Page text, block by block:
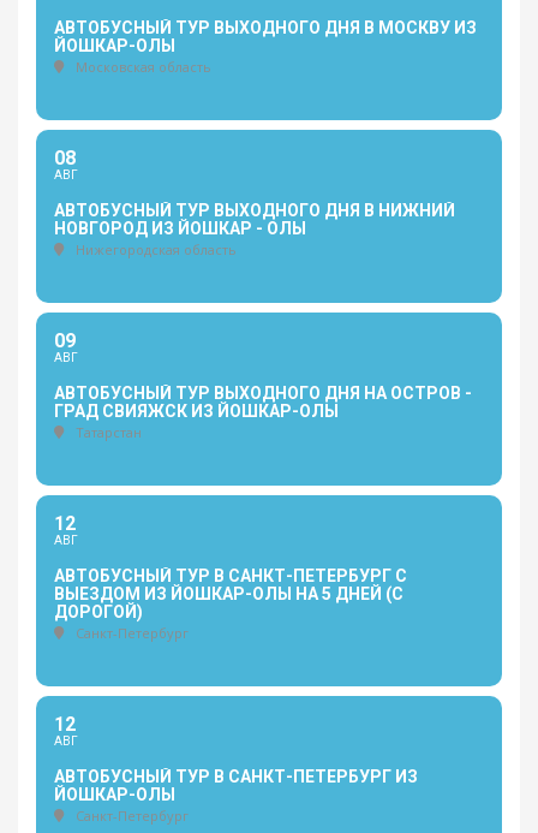
АВТОБУСНЫЙ ТУР ВЫХОДНОГО ДНЯ В МОСКВУ ИЗ
ЙОШКАР-ОЛЫ
Московская область
08
АВГ
АВТОБУСНЫЙ ТУР ВЫХОДНОГО ДНЯ В НИЖНИЙ
НОВГОРОД ИЗ ЙОШКАР - ОЛЫ
Нижегородская область
09
АВГ
АВТОБУСНЫЙ ТУР ВЫХОДНОГО ДНЯ НА ОСТРОВ -
ГРАД СВИЯЖСК ИЗ ЙОШКАР-ОЛЫ
Татарстан
12
АВГ
АВТОБУСНЫЙ ТУР В САНКТ-ПЕТЕРБУРГ С
ВЫЕЗДОМ ИЗ ЙОШКАР-ОЛЫ НА 5 ДНЕЙ (С
ДОРОГОЙ)
Санкт-Петербург
12
АВГ
АВТОБУСНЫЙ ТУР В САНКТ-ПЕТЕРБУРГ ИЗ
ЙОШКАР-ОЛЫ
Санкт-Петербург